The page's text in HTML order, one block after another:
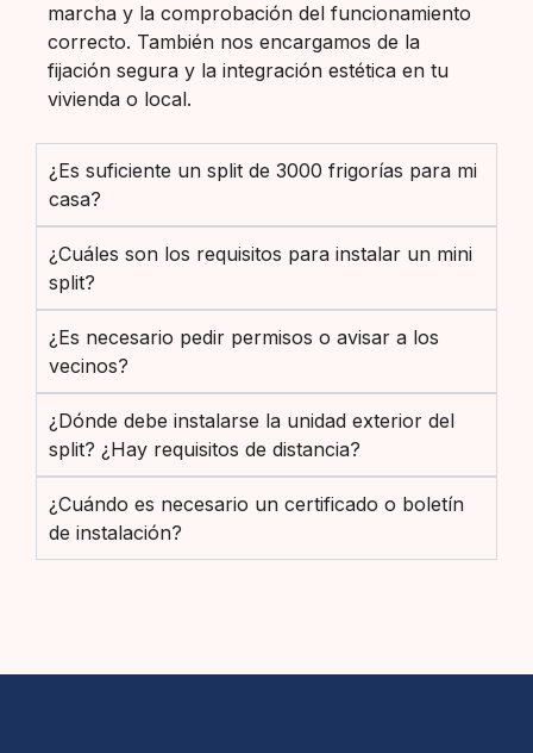
marcha y la comprobación del funcionamiento
correcto. También nos encargamos de la
fijación segura y la integración estética en tu
vivienda o local.
¿Es suficiente un split de 3000 frigorías para mi
casa?
¿Cuáles son los requisitos para instalar un mini
split?
¿Es necesario pedir permisos o avisar a los
vecinos?
¿Dónde debe instalarse la unidad exterior del
split? ¿Hay requisitos de distancia?
¿Cuándo es necesario un certificado o boletín
de instalación?